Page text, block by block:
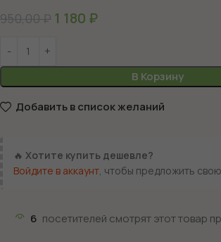
950,00₽ 1 180 ₽
В Корзину
Добавить в список желаний
🔥 Хотите купить дешевле?
Войдите в аккаунт , чтобы предложить
6 посетителей смотрят этот товар